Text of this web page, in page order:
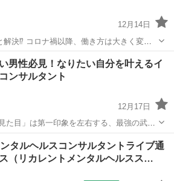
12月14日
は大きく変
フリーランスの方が急増！ その影響で
るストレートネッ
...
その他 姿勢
男性必見！なりたい自分を叶えるイ
ンサルタント
12月17日
ているのに、見た目や服装に自信が持てな
意識できていない方へ向け、あなたのふさ
...
イメージコンサル
タルヘルスコンサルタントライブ通
（リカレントメンタルヘルスス…